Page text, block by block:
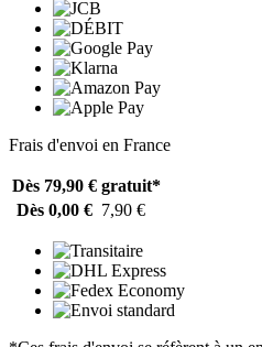
Frais d'envoi en France
Dès 79,90 € gratuit*
Dès 0,00 € 7,90 €